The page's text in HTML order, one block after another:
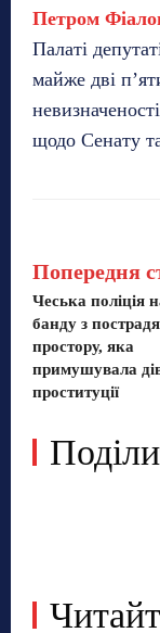
Петром
Палаті
майже дві
щодо Сенату
Попередня
Чеська поліція
банду з
простору, яка
примушувала
проституції